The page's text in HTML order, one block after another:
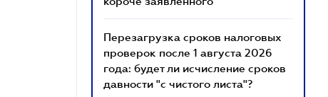
Перезагрузка сроков налоговых
проверок после 1 августа 2026
года: будет ли исчисление сроков
давности "с чистого листа"?